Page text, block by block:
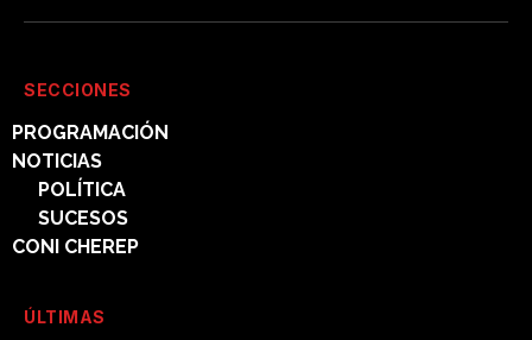
SECCIONES
PROGRAMACIÓN
NOTICIAS
POLÍTICA
SUCESOS
CONI CHEREP
ÚLTIMAS